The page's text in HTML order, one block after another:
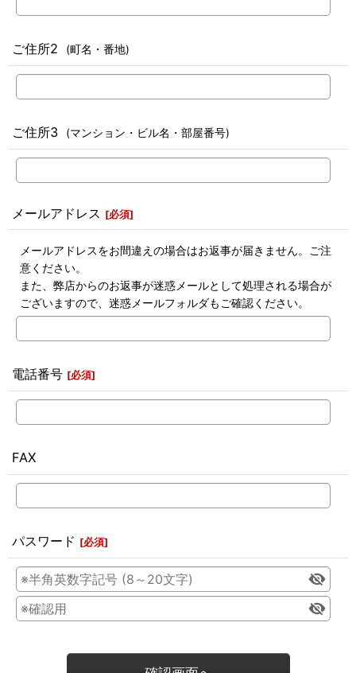
ご住所2 (町名・番地)
ご住所3 (マンション・ビル名・部屋番号)
メールアドレス [必須]
メールアドレスをお間違えの場合はお返事が届きません。ご注
意ください。
また、弊店からのお返事が迷惑メールとして処理される場合が
ございますので、迷惑メールフォルダもご確認ください。
電話番号 [必須]
FAX
パスワード [必須]